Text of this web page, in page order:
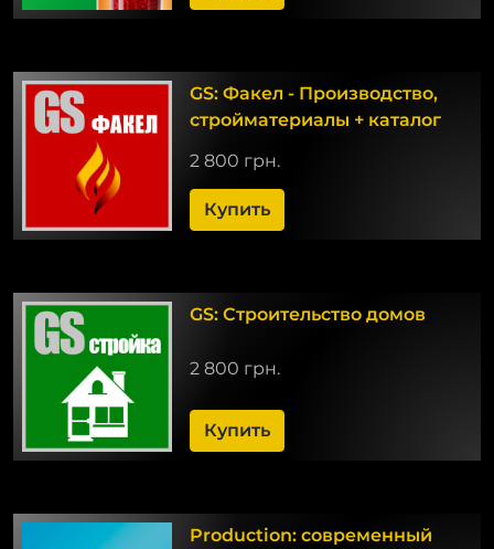
GS: Факел - Производство,
стройматериалы + каталог
2 800 грн.
Купить
GS: Строительство домов
2 800 грн.
Купить
Production: современный